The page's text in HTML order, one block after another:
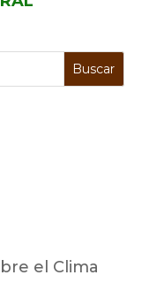
Buscar
el Clima